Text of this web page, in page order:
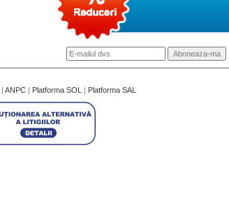
| ANPC | Platforma SOL | Platforma SAL